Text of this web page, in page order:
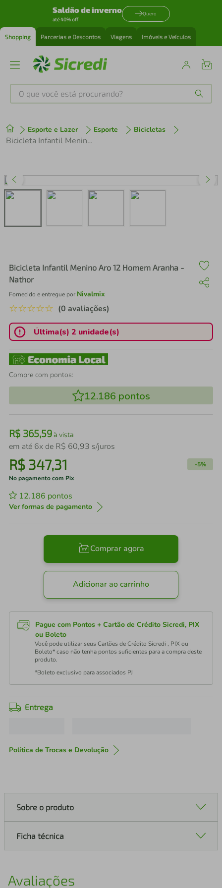
Saldão de inverno
até 40% off
Quero
Shopping Parcerias e Descontos Viagens Imóveis e Veículos
O que você está procurando?
Esporte e Lazer Esporte Bicicletas
Bicicleta Infantil Menino Aro 12 Homem Aranha - Nathor
Bicicleta Infantil Menino Aro 12 Homem Aranha -
Nathor
Fornecido e entregue por Nivalmix
☆☆☆☆☆ (0 avaliações)
Última(s) 2 unidade(s)
Compre com pontos:
12.186 pontos
R$ 365,59à vista
em até 6x de R$ 60,93 s/juros
R$ 347,31 -5%
No pagamento com Pix
12.186 pontos
Ver formas de pagamento
Comprar agora
Adicionar ao carrinho
Pague com Pontos + Cartão de Crédito Sicredi, PIX
ou Boleto
Você pode utilizar seus Cartões de Crédito Sicredi , PIX ou
Boleto* caso não tenha pontos suficientes para a compra deste
produto.
*Boleto exclusivo para associados PJ
Entrega
Política de Trocas e Devolução
Sobre o produto
Ficha técnica
Avaliações
1º tenis
perfume